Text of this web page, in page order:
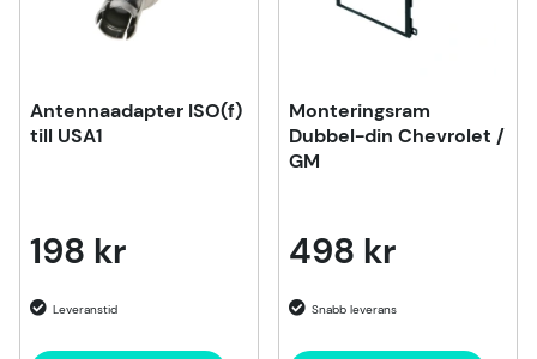
Antennaadapter ISO(f)
till USA1
198 kr
Monteringsram
Dubbel-din Chevrolet /
GM
498 kr